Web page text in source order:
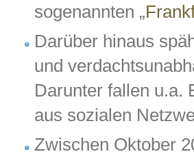
sogenannten „
Darüber hinaus
und
Darunter fallen u.a.
aus sozialen
Zwischen Oktober